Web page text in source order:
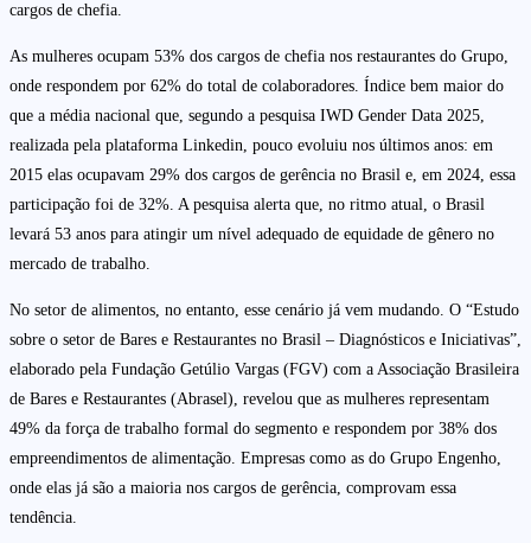
cargos de chefia.
As mulheres ocupam 53% dos cargos de chefia nos restaurantes do Grupo,
onde respondem por 62% do total de colaboradores. Índice bem maior do
que a média nacional que, segundo a pesquisa IWD Gender Data 2025,
realizada pela plataforma Linkedin, pouco evoluiu nos últimos anos: em
2015 elas ocupavam 29% dos cargos de gerência no Brasil e, em 2024, essa
participação foi de 32%. A pesquisa alerta que, no ritmo atual, o Brasil
levará 53 anos para atingir um nível adequado de equidade de gênero no
mercado de trabalho.
No setor de alimentos, no entanto, esse cenário já vem mudando. O “Estudo
sobre o setor de Bares e Restaurantes no Brasil – Diagnósticos e Iniciativas”,
elaborado pela Fundação Getúlio Vargas (FGV) com a Associação Brasileira
de Bares e Restaurantes (Abrasel), revelou que as mulheres representam
49% da força de trabalho formal do segmento e respondem por 38% dos
empreendimentos de alimentação. Empresas como as do Grupo Engenho,
onde elas já são a maioria nos cargos de gerência, comprovam essa
tendência.